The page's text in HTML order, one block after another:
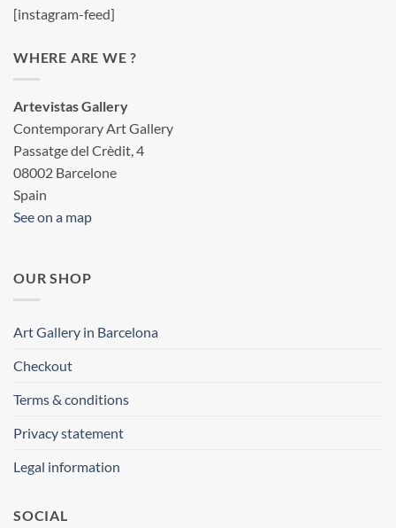
[instagram-feed]
WHERE ARE WE ?
Artevistas Gallery
Contemporary Art Gallery
Passatge del Crèdit, 4
08002 Barcelone
Spain
See on a map
OUR SHOP
Art Gallery in Barcelona
Checkout
Terms & conditions
Privacy statement
Legal information
SOCIAL